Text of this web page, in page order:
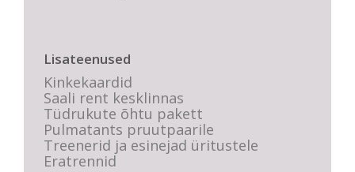
Lisateenused
Kinkekaardid
Saali rent kesklinnas
Tüdrukute õhtu pakett
Pulmatants pruutpaarile
Treenerid ja esinejad üritustele
Eratrennid